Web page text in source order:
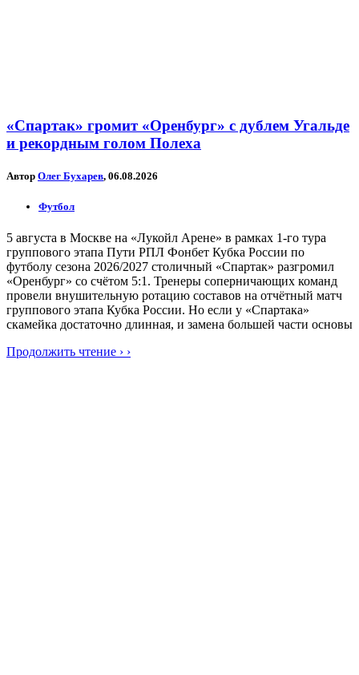
«Спартак» громит «Оренбург» с дублем Угальде
и рекордным голом Полеха
Автор Олег Бухарев, 06.08.2026
Футбол
5 августа в Москве на «Лукойл Арене» в рамках 1-го тура
группового этапа Пути РПЛ Фонбет Кубка России по
футболу сезона 2026/2027 столичный «Спартак» разгромил
«Оренбург» со счётом 5:1. Тренеры соперничающих команд
провели внушительную ротацию составов на отчётный матч
группового этапа Кубка России. Но если у «Спартака»
скамейка достаточно длинная, и замена большей части основы
Продолжить чтение › ›